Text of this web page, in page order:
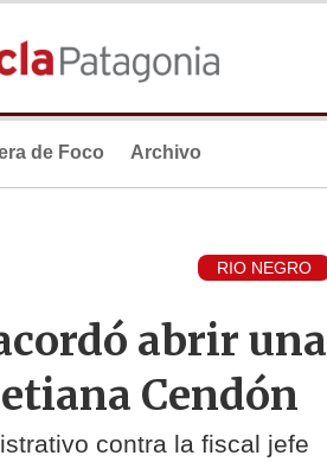
de Foco Archivo
RIO NEGRO
abrir una
Cendón
contra la fiscal jefe